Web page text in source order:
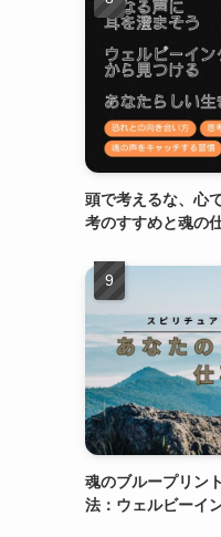
頭で考えるな、心
考のすすめと魂の
魂のブループリン
法：ウェルビーイ